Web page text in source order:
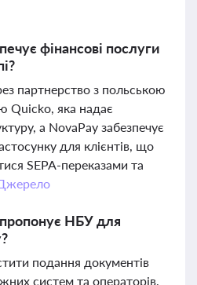
фінансові послуги
партнерство з польською
Quicko, яка надає
а NovaPay забезпечує
для клієнтів, що
SEPA-переказами та
пропонує НБУ для
подання документів
систем та операторів,